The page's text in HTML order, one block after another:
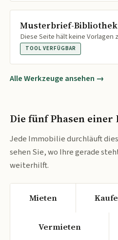
Musterbrief-Bibliothek
Diese Seite hält keine Vorlagen
TOOL VERFÜGBAR
Alle Werkzeuge ansehen →
Die fünf Phasen
Jede Immobilie durchläuft
sehen Sie, wo Ihre gerade
weiterhilft.
Mieten
Vermieten